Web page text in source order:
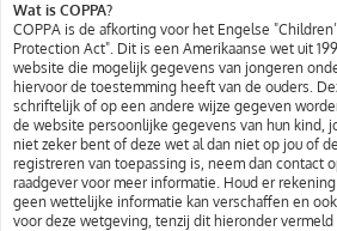
Wat is COPPA?
COPPA is de afkorting voor het Engelse
Protection Act". Dit is een Amerikaanse wet uit
website die mogelijk gegevens van jongeren
hiervoor de toestemming heeft van de ouders.
schriftelijk of op een andere wijze gegeven
de website persoonlijke gegevens van hun kind,
niet zeker bent of deze wet al dan niet op jou of
registreren van toepassing is, neem dan contact
raadgever voor meer informatie. Houd er
geen wettelijke informatie kan verschaffen en
voor deze wetgeving, tenzij dit hieronder vermeld